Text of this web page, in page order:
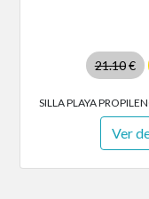
21.10€
SILLA PLAYA
Ver